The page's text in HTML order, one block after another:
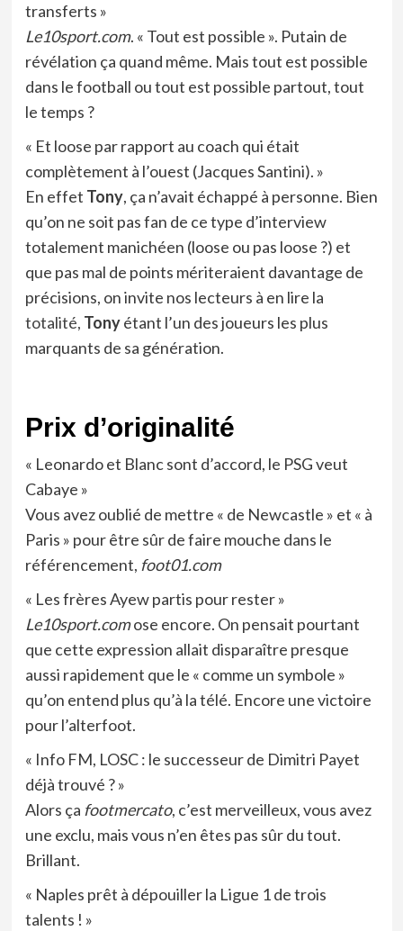
transferts »
Le10sport.com. « Tout est possible ». Putain de
révélation ça quand même. Mais tout est possible
dans le football ou tout est possible partout, tout
le temps ?
« Et loose par rapport au coach qui était
complètement à l’ouest (Jacques Santini). »
En effet Tony, ça n’avait échappé à personne. Bien
qu’on ne soit pas fan de ce type d’interview
totalement manichéen (loose ou pas loose ?) et
que pas mal de points mériteraient davantage de
précisions, on invite nos lecteurs à en lire la
totalité, Tonyétant l’un des joueurs les plus
marquants de sa génération.
Prix d’originalité
« Leonardo et Blanc sont d’accord, le PSG veut
Cabaye »
Vous avez oublié de mettre « de Newcastle » et « à
Paris » pour être sûr de faire mouche dans le
référencement, foot01.com
« Les frères Ayew partis pour rester »
Le10sport.comose encore. On pensait pourtant
que cette expression allait disparaître presque
aussi rapidement que le « comme un symbole »
qu’on entend plus qu’à la télé. Encore une victoire
pour l’alterfoot.
« Info FM, LOSC : le successeur de Dimitri Payet
déjà trouvé ? »
Alors ça footmercato, c’est merveilleux, vous avez
une exclu, mais vous n’en êtes pas sûr du tout.
Brillant.
« Naples prêt à dépouiller la Ligue 1 de trois
talents ! »